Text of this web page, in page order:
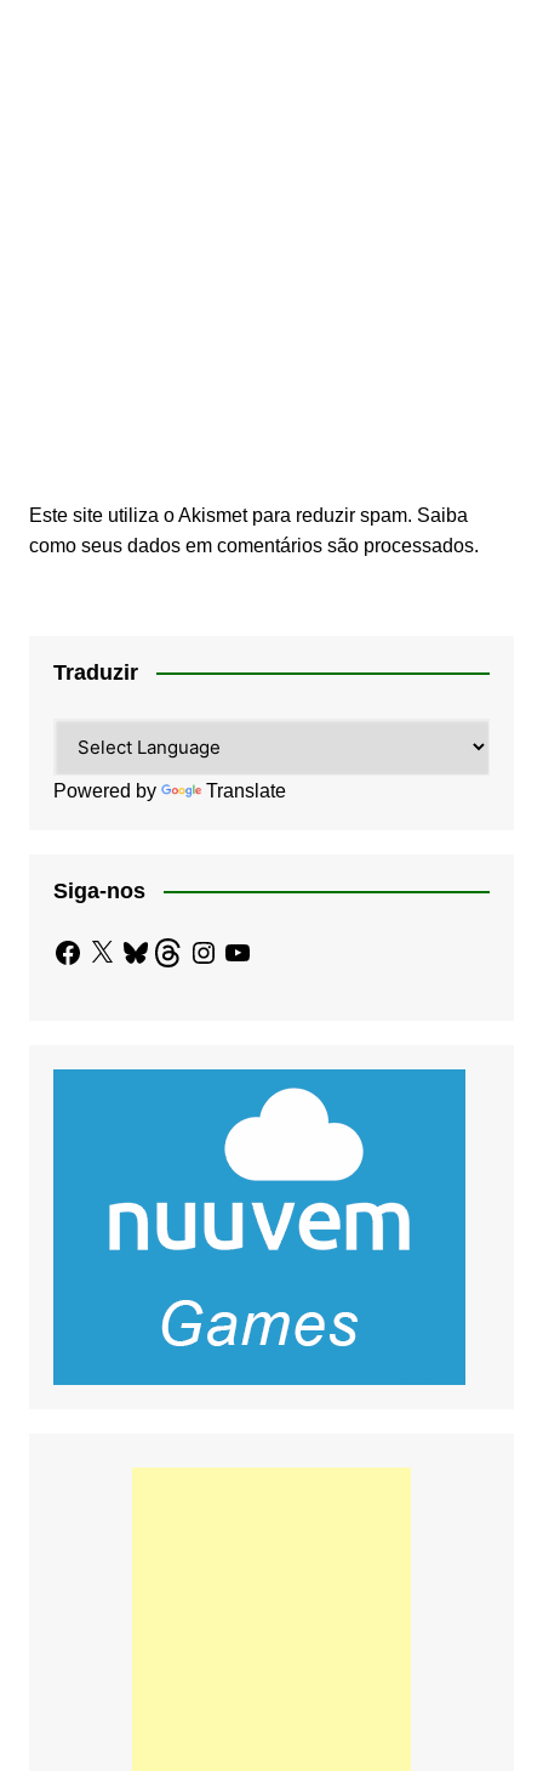
Este site utiliza o Akismet para reduzir spam. Saiba
como seus dados em comentários são processados.
Traduzir
Powered by Translate
Siga-nos
Facebook
X BlueskyThreadsInstagram
YouTube